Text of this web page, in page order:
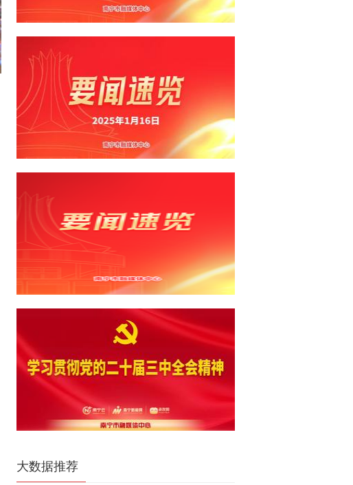
大数据推荐